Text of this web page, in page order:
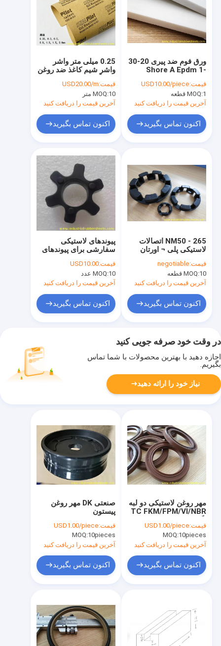
0.25 میلی متر واشر
واشر شیم کاغذ ضد روغن
قیمت:USD20.00/m
MOQ:10 متر
آخرین قیمت را دریافت کنید
اکنون تماس بگیرید
ورق فوم ضد پیری 20-30
Shore A Epdm 1-
قیمت:USD10.00/piece
MOQ:1 قطعه
آخرین قیمت را دریافت کنید
اکنون تماس بگیرید
پیوندهای لاستیکی
سفارشی برای پیوندهای
OD78mm x ID31mm x
T18mm در رنگ سیاه
قیمت:USD10.00
MOQ:10 عدد
آخرین قیمت را دریافت کنید
اکنون تماس بگیرید
NM50 - 265 اتصالات
لاستیکی پلی ¬ اورتان
خودرو
قیمت:negotiable
MOQ:10 قطعه
آخرین قیمت را دریافت کنید
اکنون تماس بگیرید
در وقت خود صرفه جویی کنید
اجازه دهید با بهترین محصولات با شما تماس
بگیریم.
نیاز خود را ارائه دهید
صنعتی DK مهر روغن
پیستون
نگهداری کم مقاومت
تا 36.8 MPa فشار کاری
قیمت:USD1.00/piece
MOQ:10pieces
آخرین قیمت را دریافت کنید
اکنون تماس بگیرید
مهر روغن لاستیکی دو لبه
TC FKM/FPM/VI/NBR
قیمت:USD1.00/piece
MOQ:10pieces
آخرین قیمت را دریافت کنید
اکنون تماس بگیرید